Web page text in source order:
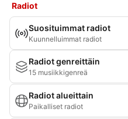
Radiot
Suosituimmat radiot
Kuunnelluimmat radiot
Radiot genreittäin
15 musiikkigenreä
Radiot alueittain
Paikalliset radiot